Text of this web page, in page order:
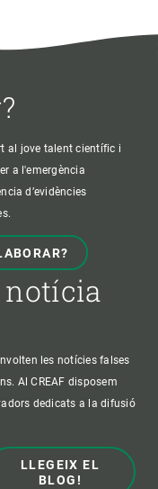
al jove talent científic i
a l'emergència
d’evidències
notícia
les notícies falses
Al CREAF disposem
dedicats a la difusió
LLEGEIX EL
BLOG!